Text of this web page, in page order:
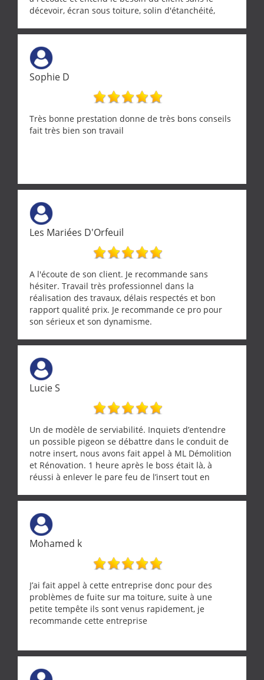
décevoir, écran sous toiture, solin d'étanchéité,
récupérateur d'eau, tout a été parfaitement mis en
œuvre sans besoin d'y revenir. confiance assurée.
Sophie D
Très bonne prestation donne de très bons conseils
fait très bien son travail
Les Mariées D'Orfeuil
A l'écoute de son client. Je recommande sans
hésiter. Travail très professionnel dans la
réalisation des travaux, délais respectés et bon
rapport qualité prix. Je recommande ce pro pour
son sérieux et son dynamisme.
Lucie S
Un de modèle de serviabilité. Inquiets d’entendre
un possible pigeon se débattre dans le conduit de
notre insert, nous avons fait appel à ML Démolition
et Rénovation. 1 heure après le boss était là, à
réussi à enlever le pare feu de l’insert tout en
tourterelle et s’est ensuite patiemment occupé de
l’oiseau jusqu’à ce qu’il reprenne ses esprits et
puisse s’envoler. Après quoi il a procédé au
ramonage de notre insert avec dextérité et une
grande propreté, nous gratifiant également de
nombreux conseils concernant d’autres sujets. Un
entrepreneur comme on souhaite en rencontrer.
Encore un grand merci à lui.
Mohamed k
J’ai fait appel à cette entreprise donc pour des
problèmes de fuite sur ma toiture, suite à une
petite tempête ils sont venus rapidement, je
recommande cette entreprise